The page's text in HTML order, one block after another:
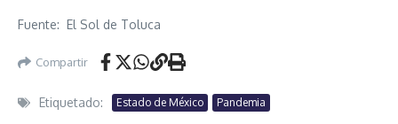
Fuente: El Sol de Toluca
Compartir
Etiquetado: Estado de México Pandemia